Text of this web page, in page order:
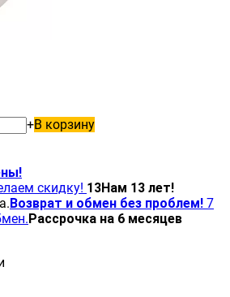
+В корзину
скидку! 13Нам 13 лет!
Возврат и обмен без проблем! 7
Рассрочка на 6 месяцев